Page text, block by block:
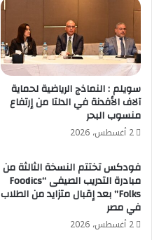
سويلم : النماذج الرياضية لحماية
آلاف الأفدنة في الدلتا من إرتفاع
منسوب البحر
2 أغسطس، 2026
فودكس تختتم النسخة الثالثة من
مبادرة التدريب الصيفى “Foodics
Folks” بعد إقبال متزايد من الطلاب
في مصر
2 أغسطس، 2026